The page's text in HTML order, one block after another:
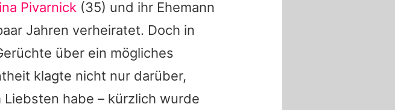
Pivarnick (35) und ihr Ehemann
Jahren verheiratet. Doch in
über ein mögliches
klagte nicht nur darüber,
habe – kürzlich wurde